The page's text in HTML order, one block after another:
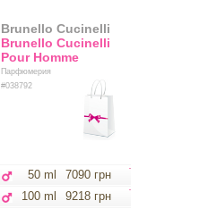
Brunello Cucinelli
Brunello Cucinelli
Pour Homme
Парфюмерия
#038792
50 ml
7090 грн
100 ml
9218 грн